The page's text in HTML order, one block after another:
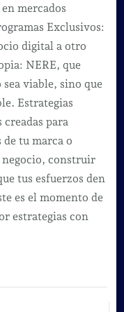
mercados
Exclusivos:
digital a otro
NERE, que
sea viable, sino que
Estrategias
creadas para
de tu marca o
construir
tus esfuerzos den
es el momento de
estrategias con